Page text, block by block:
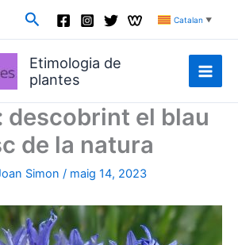
Cerca Catalan ▼
Etimologia de
plantes
descobrint el blau
de la natura
Simon / maig 14, 2023